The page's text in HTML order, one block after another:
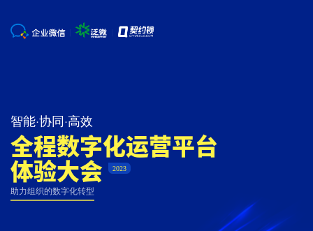
智能·协同·高效
全程数字化运营平台
体验大会
助力组织的数字化转型